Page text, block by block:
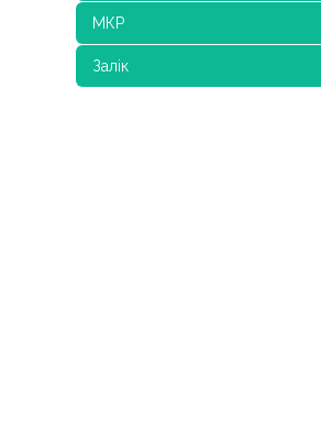
МКР
Залік